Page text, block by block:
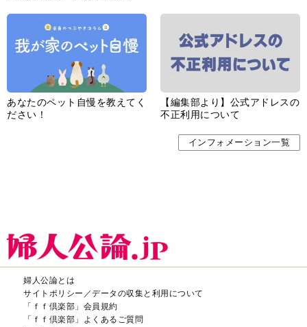
あなたのペット自慢を教えてく
ださい！
【編集部より】公式アドレスの
不正利用について
インフォメーション一覧
婦人公論とは
サイトポリシー／データの収集と利用について
「ｆｆ倶楽部」会員規約
「ｆｆ倶楽部」よくあるご質問